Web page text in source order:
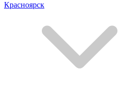
Красноярск